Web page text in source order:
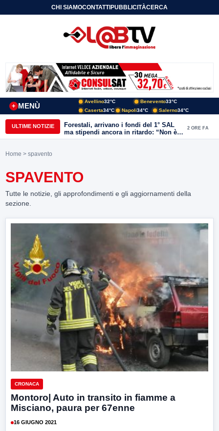
CHI SIAMOCONTATTIPUBBLICITÀCERCA
MENÙ
+
Avellino32°C Benevento33°C
Caserta34°C Napoli34°C Salerno34°C
ULTIME NOTIZIE
Forestali, arrivano i fondi del 1° SAL
ma stipendi ancora in ritardo: “Non è
più sostenibile”
2 ORE FA
Home > spavento
SPAVENTO
Tutte le notizie, gli approfondimenti e gli aggiornamenti della
sezione.
CRONACA
Montoro| Auto in transito in fiamme a
Misciano, paura per 67enne
16 GIUGNO 2021